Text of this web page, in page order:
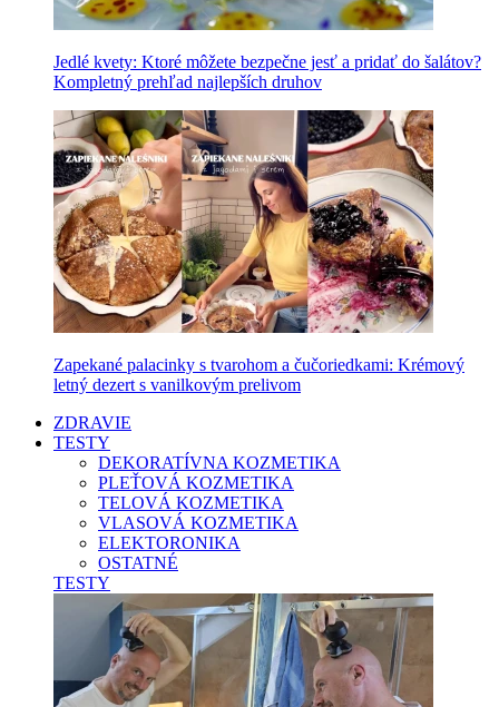
Jedlé kvety: Ktoré môžete bezpečne jesť a pridať do šalátov?
Kompletný prehľad najlepších druhov
Zapekané palacinky s tvarohom a čučoriedkami: Krémový
letný dezert s vanilkovým prelivom
ZDRAVIE
TESTY
DEKORATÍVNA KOZMETIKA
PLEŤOVÁ KOZMETIKA
TELOVÁ KOZMETIKA
VLASOVÁ KOZMETIKA
ELEKTORONIKA
OSTATNÉ
TESTY